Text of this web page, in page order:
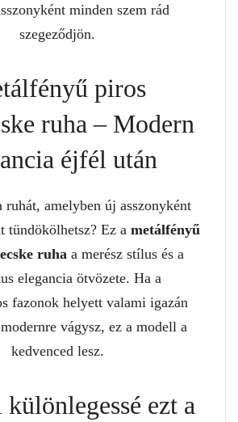
minden szem rád
szegeződjön.
piros
ruha – Modern
éjfél után
ruhát, amelyben új asszonyként
tündökölhetsz? Ez a metálfényű
ruha a merész stílus és a
elegancia ötvözete. Ha a
fazonok helyett valami igazán
vágysz, ez a modell a
kedvenced lesz.
ezt a